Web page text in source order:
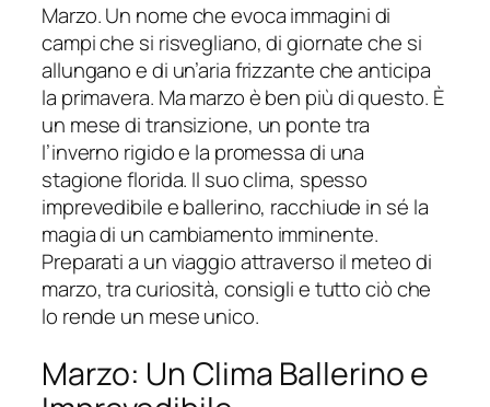
Marzo. Un nome che evoca immagini di
campi che si risvegliano, di giornate che si
allungano e di un’aria frizzante che anticipa
la primavera. Ma marzo è ben più di questo. È
un mese di transizione, un ponte tra
l’inverno rigido e la promessa di una
stagione florida. Il suo clima, spesso
imprevedibile e ballerino, racchiude in sé la
magia di un cambiamento imminente.
Preparati a un viaggio attraverso il meteo di
marzo, tra curiosità, consigli e tutto ciò che
lo rende un mese unico.
Marzo: Un Clima Ballerino e